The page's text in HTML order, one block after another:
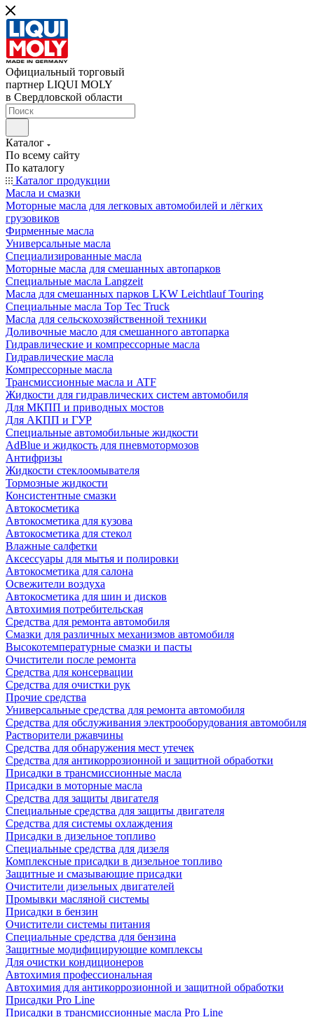
Официальный торговый
партнер LIQUI MOLY
в Свердловской области
Каталог
По всему сайту
По каталогу
Каталог продукции
Масла и смазки
Моторные масла для легковых автомобилей и лёгких
грузовиков
Фирменные масла
Универсальные масла
Специализированные масла
Моторные масла для смешанных автопарков
Специальные масла Langzeit
Масла для смешанных парков LKW Leichtlauf Touring
Специальные масла Top Tec Truck
Масла для сельскохозяйственной техники
Доливочные масло для смешанного автопарка
Гидравлические и компрессорные масла
Гидравлические масла
Компрессорные масла
Трансмиссионные масла и ATF
Жидкости для гидравлических систем автомобиля
Для МКПП и приводных мостов
Для АКПП и ГУР
Специальные автомобильные жидкости
AdBlue и жидкость для пневмотормозов
Антифризы
Жидкости стеклоомывателя
Тормозные жидкости
Консистентные смазки
Автокосметика
Автокосметика для кузова
Автокосметика для стекол
Влажные салфетки
Аксессуары для мытья и полировки
Автокосметика для салона
Освежители воздуха
Автокосметика для шин и дисков
Автохимия потребительская
Средства для ремонта автомобиля
Смазки для различных механизмов автомобиля
Высокотемпературные смазки и пасты
Очистители после ремонта
Средства для консервации
Средства для очистки рук
Прочие средства
Универсальные средства для ремонта автомобиля
Средства для обслуживания электрооборудования автомобиля
Растворители ржавчины
Средства для обнаружения мест утечек
Средства для антикоррозионной и защитной обработки
Присадки в трансмиссионные масла
Присадки в моторные масла
Средства для защиты двигателя
Специальныe средства для защиты двигателя
Средства для системы охлаждения
Присадки в дизельное топливо
Спeциальные средства для дизеля
Комплексные присадки в дизельное топливо
Защитные и смазывающие присадки
Очистители дизельных двигателей
Промывки масляной системы
Присадки в бензин
Очистители системы питания
Специальные срeдства для бензина
Защитные модифицирующие комплексы
Для очистки кондиционеров
Автохимия профессиональная
Автохимия для антикоррозионной и защитной обработки
Присадки Pro Line
Присадки в трансмиссионные масла Pro Line